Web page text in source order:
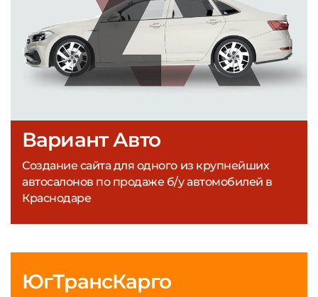
ЮгТрансКарго
Вариант Авто
Создание сайта для одного из крупнейших
автосалонов по продаже б/у автомобилей в
Краснодаре